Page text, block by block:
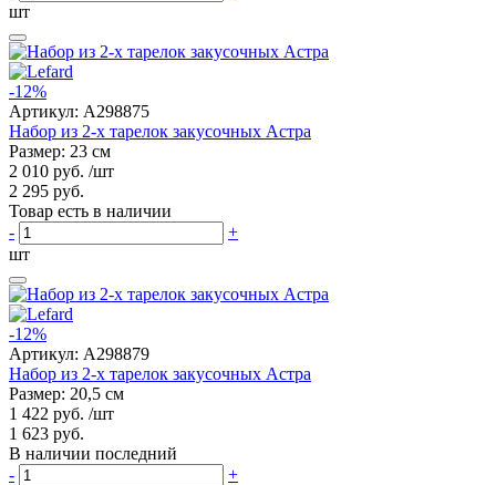
шт
-12%
Артикул: A298875
Набор из 2-х тарелок закусочных Астра
Размер: 23 см
2 010 руб. /шт
2 295 руб.
Товар есть в наличии
-
+
шт
-12%
Артикул: A298879
Набор из 2-х тарелок закусочных Астра
Размер: 20,5 см
1 422 руб. /шт
1 623 руб.
В наличии последний
-
+